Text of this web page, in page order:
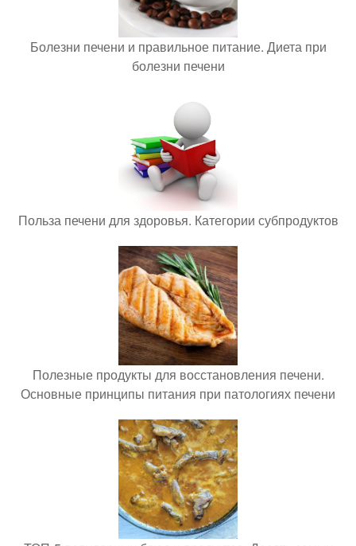
Болезни печени и правильное питание. Диета при
болезни печени
Польза печени для здоровья. Категории субпродуктов
Полезные продукты для восстановления печени.
Основные принципы питания при патологиях печени